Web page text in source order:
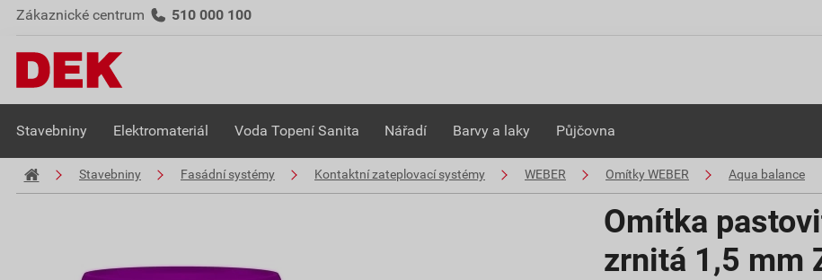
Zákaznické centrum 510 000 100
Stavebniny Elektromateriál Voda Topení Sanita Nářadí Barvy a laky Půjčovna
Stavebniny Fasádní systémy Kontaktní zateplovací systémy WEBER Omítky WEBER Aqua balance
Omítka
zrnitá 1,5 mm